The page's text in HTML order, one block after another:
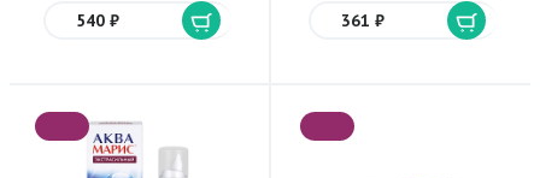
540 ₽ 361 ₽